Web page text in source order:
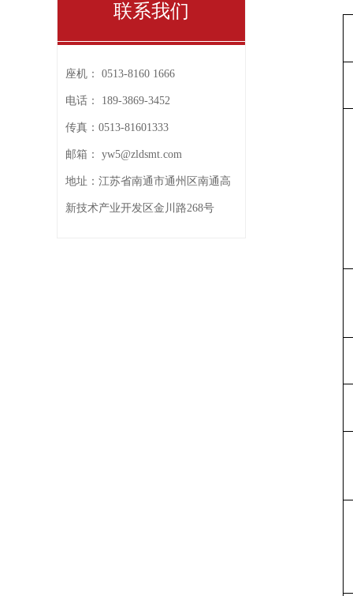
联系我们
座机： 0513-8160 1666
电话： 189-3869-3452
传真： 0513-81601333
邮箱： yw5@zldsmt.com
地址： 江苏省南通市通州区南通高
新技术产业开发区金川路268号